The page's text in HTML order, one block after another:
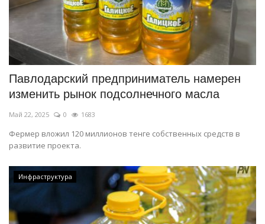
Павлодарский предприниматель намерен
изменить рынок подсолнечного масла
Май 22, 2025 0 1683
Фермер вложил 120 миллионов тенге собственных средств в
развитие проекта.
Инфраструктура